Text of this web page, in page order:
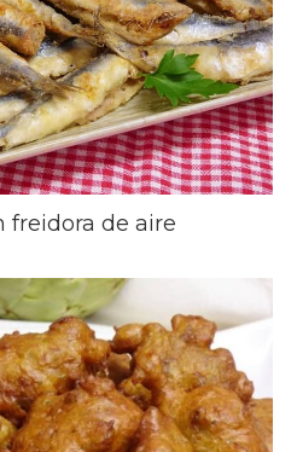
freidora de aire